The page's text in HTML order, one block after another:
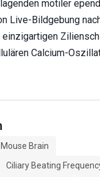
motiler
Live-Bildgebung
Calcium-
Mouse Brain
Ciliary Beating